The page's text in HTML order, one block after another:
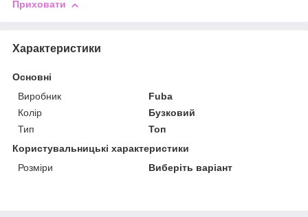
Приховати
Характеристики
Основні
Виробник
Fuba
Колір
Бузковий
Тип
Топ
Користувальницькі характеристики
Розміри
Виберіть варіант